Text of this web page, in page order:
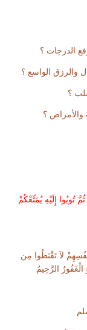
الدرجات ؟
والرزق الواسع ؟
؟
؟
تُوبُوا إِلَيْهِ يُمَتِّعْكُمْ
لاَ تَقْنَطُوا مِن
الرَّحِيمُ